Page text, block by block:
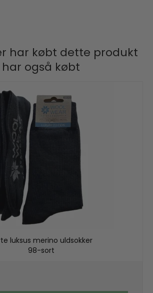
har købt dette produkt
har også købt
luksus merino uldsokker
98-sort